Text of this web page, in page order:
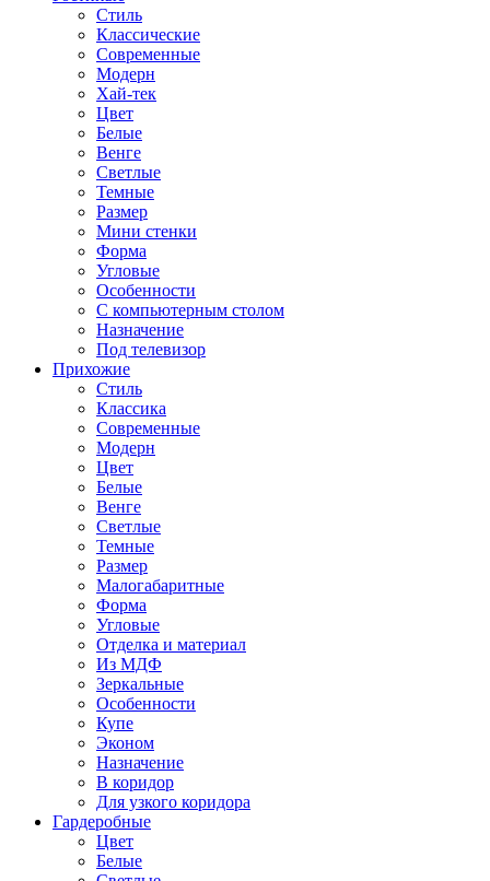
Стиль
Классические
Современные
Модерн
Хай-тек
Цвет
Белые
Венге
Светлые
Темные
Размер
Мини стенки
Форма
Угловые
Особенности
С компьютерным столом
Назначение
Под телевизор
Прихожие
Стиль
Классика
Современные
Модерн
Цвет
Белые
Венге
Светлые
Темные
Размер
Малогабаритные
Форма
Угловые
Отделка и материал
Из МДФ
Зеркальные
Особенности
Купе
Эконом
Назначение
В коридор
Для узкого коридора
Гардеробные
Цвет
Белые